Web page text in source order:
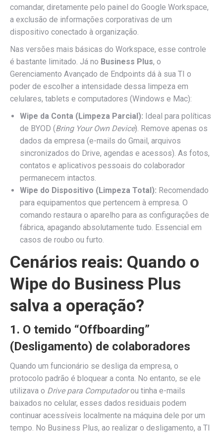
comandar, diretamente pelo painel do Google Workspace,
a exclusão de informações corporativas de um
dispositivo conectado à organização.
Nas versões mais básicas do Workspace, esse controle
é bastante limitado. Já no Business Plus, o
Gerenciamento Avançado de Endpoints dá à sua TI o
poder de escolher a intensidade dessa limpeza em
celulares, tablets e computadores (Windows e Mac):
Wipe da Conta (Limpeza Parcial): Ideal para políticas
de BYOD (Bring Your Own Device). Remove apenas os
dados da empresa (e-mails do Gmail, arquivos
sincronizados do Drive, agendas e acessos). As fotos,
contatos e aplicativos pessoais do colaborador
permanecem intactos.
Wipe do Dispositivo (Limpeza Total): Recomendado
para equipamentos que pertencem à empresa. O
comando restaura o aparelho para as configurações de
fábrica, apagando absolutamente tudo. Essencial em
casos de roubo ou furto.
Cenários reais: Quando o
Wipe do Business Plus
salva a operação?
1. O temido “Offboarding”
(Desligamento) de colaboradores
Quando um funcionário se desliga da empresa, o
protocolo padrão é bloquear a conta. No entanto, se ele
utilizava o Drive para Computadorou tinha e-mails
baixados no celular, esses dados residuais podem
continuar acessíveis localmente na máquina dele por um
tempo. No Business Plus, ao realizar o desligamento, a TI